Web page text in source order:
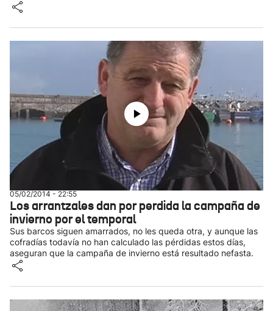
05/02/2014 - 22:55
Los arrantzales dan por perdida la campaña de
invierno por el temporal
Sus barcos siguen amarrados, no les queda otra, y aunque las
cofradías todavía no han calculado las pérdidas estos días,
aseguran que la campaña de invierno está resultado nefasta.